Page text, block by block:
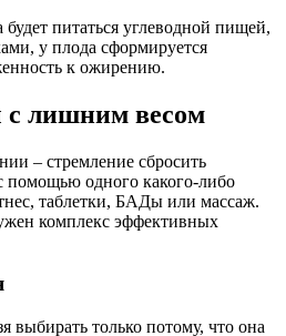
питаться углеводной пищей,
у плода сформируется
к ожирению.
с лишним весом
– стремление сбросить
одного какого-либо
таблетки, БАДы или массаж.
комплекс эффективных
выбирать только потому, что она